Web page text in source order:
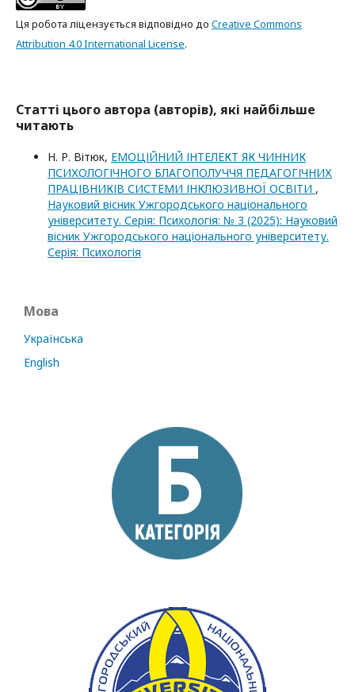
Ця робота ліцензується відповідно до Creative Commons
Attribution 4.0 International License.
Статті цього автора (авторів), які найбільше
читають
Н. Р. Вітюк, ЕМОЦІЙНИЙ ІНТЕЛЕКТ ЯК ЧИННИК
ПСИХОЛОГІЧНОГО БЛАГОПОЛУЧЧЯ ПЕДАГОГІЧНИХ
ПРАЦІВНИКІВ СИСТЕМИ ІНКЛЮЗИВНОЇ ОСВІТИ ,
Науковий вісник Ужгородського національного
університету. Серія: Психологія: № 3 (2025): Науковий
вісник Ужгородського національного університету.
Серія: Психологія
Мова
Українська
English